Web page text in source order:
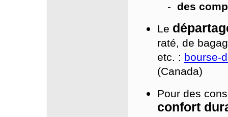
- des
Le
raté, de
etc. : bourse-
(Canada)
Pour des
confort